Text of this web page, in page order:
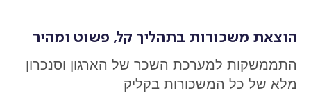
הוצאת משכורות בתהליך קל, פשוט ומהיר
התממשקות למערכת השכר של הארגון וסנכרון
מלא של כל המשכורות בקליק